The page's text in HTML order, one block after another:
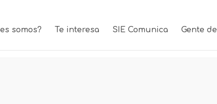
somos? Te interesa SIE Comunica Gente